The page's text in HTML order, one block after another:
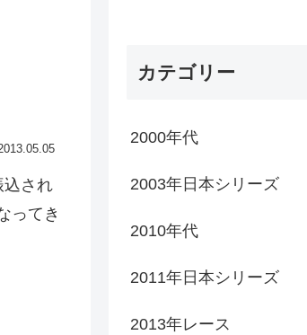
込され
ってき
カテゴリー
2000年代
2003年日本シリーズ
2010年代
2011年日本シリーズ
2013年レース